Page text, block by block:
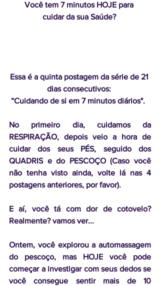
Você tem 7 minutos HOJE para
cuidar da sua Saúde?
Essa é a quinta postagem da série de 21
dias consecutivos:
“Cuidando de si em 7 minutos diários".
No primeiro dia, cuidamos da
RESPIRAÇÃO, depois veio a hora de
cuidar dos seus PÉS, seguido dos
QUADRIS e do PESCOÇO (Caso você
não tenha visto ainda, volte lá nas 4
postagens anteriores, por favor).
E aí, você tá com dor de cotovelo?
Realmente? vamos ver...
Ontem, você explorou a automassagem
do pescoço, mas HOJE você pode
começar a investigar com seus dedos se
você consegue sentir mais de 10